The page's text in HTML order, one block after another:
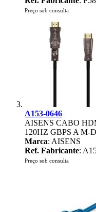
Preço sob consulta
A153-0646
AISENS CABO
120HZ GBPS A M-
Marca: AISENS
Ref. Fabricante:
Preço sob consulta